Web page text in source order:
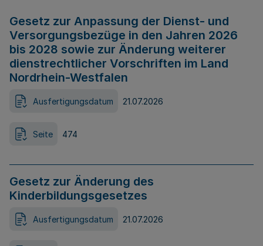
Gesetz zur Anpassung der Dienst- und
Versorgungsbezüge in den Jahren 2026
bis 2028 sowie zur Änderung weiterer
dienstrechtlicher Vorschriften im Land
Nordrhein-Westfalen
Ausfertigungsdatum 21.07.2026
Seite 474
Gesetz zur Änderung des
Kinderbildungsgesetzes
Ausfertigungsdatum 21.07.2026